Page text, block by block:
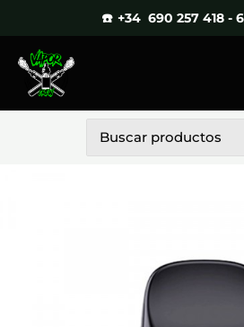
contenido
☎️ +34 690 257 418 -
por: